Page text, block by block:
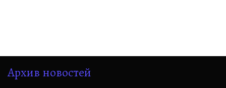
Архив новостей